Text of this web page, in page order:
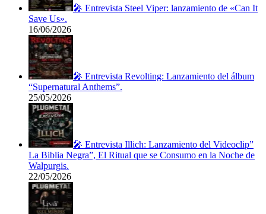
🎤 Entrevista Steel Viper: lanzamiento de «Can It
Save Us».
16/06/2026
🎤 Entrevista Revolting: Lanzamiento del álbum
“Supernatural Anthems”.
25/05/2026
🎤 Entrevista Illich: Lanzamiento del Videoclip”
La Biblia Negra”, El Ritual que se Consumo en la Noche de
Walpurgis.
22/05/2026